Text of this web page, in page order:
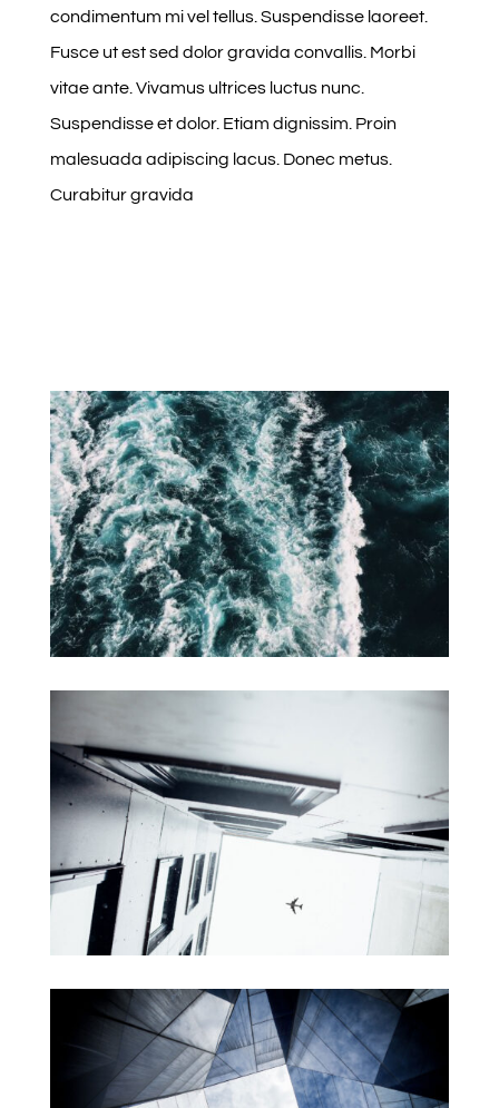
condimentum mi vel tellus. Suspendisse laoreet.
Fusce ut est sed dolor gravida convallis. Morbi
vitae ante. Vivamus ultrices luctus nunc.
Suspendisse et dolor. Etiam dignissim. Proin
malesuada adipiscing lacus. Donec metus.
Curabitur gravida